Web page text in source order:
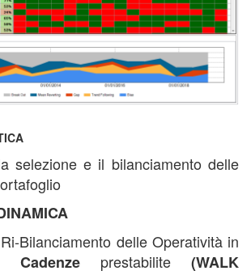
selezione e il bilanciamento delle
Bilanciamento delle Operatività in
Cadenzeprestabilite (WALK